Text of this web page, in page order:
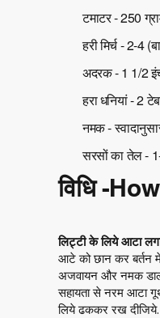
टमाटर - 250
हरी मिर्च - 2-4
अदरक - 1 1/2
हरा धनियां - 2
नमक -
सरसों का तेल -
विधि -
लिट्टी के लिये आटा
आटे को छान कर बर्तन
अजवायन और नमक डाल
सहायता से नरम आटा
लिये ढककर रख